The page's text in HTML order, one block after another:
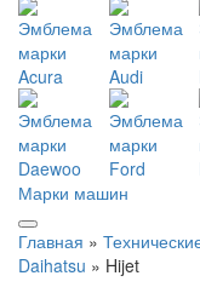
Марки машин
Главная »
Daihatsu » Hijet